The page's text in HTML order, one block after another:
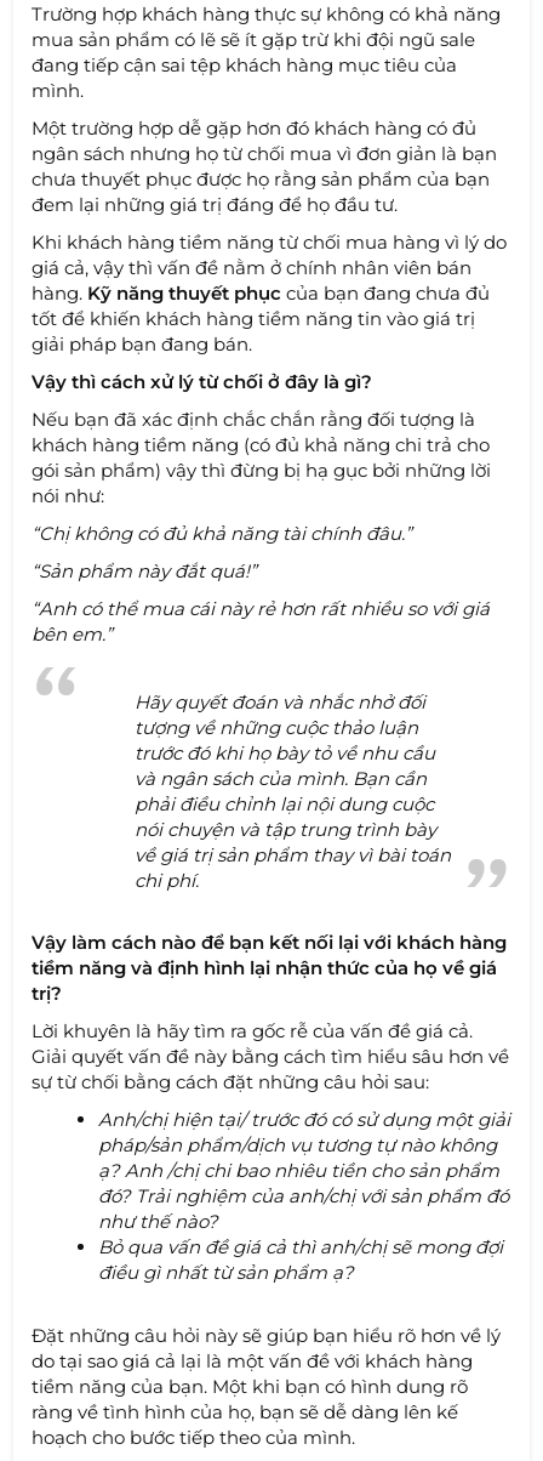
Trường hợp khách hàng thực sự không có khả năng
mua sản phẩm có lẽ sẽ ít gặp trừ khi đội ngũ sale
đang tiếp cận sai tệp khách hàng mục tiêu của
mình.
Một trường hợp dễ gặp hơn đó khách hàng có đủ
ngân sách nhưng họ từ chối mua vì đơn giản là bạn
chưa thuyết phục được họ rằng sản phẩm của bạn
đem lại những giá trị đáng để họ đầu tư.
Khi khách hàng tiềm năng từ chối mua hàng vì lý do
giá cả, vậy thì vấn đề nằm ở chính nhân viên bán
hàng. Kỹ năng thuyết phụccủa bạn đang chưa đủ
tốt để khiến khách hàng tiềm năng tin vào giá trị
giải pháp bạn đang bán.
Vậy thì cách xử lý từ chối ở đây là gì?
Nếu bạn đã xác định chắc chắn rằng đối tượng là
khách hàng tiềm năng (có đủ khả năng chi trả cho
gói sản phẩm) vậy thì đừng bị hạ gục bởi những lời
nói như:
“Chị không có đủ khả năng tài chính đâu.”
“Sản phẩm này đắt quá!”
“Anh có thể mua cái này rẻ hơn rất nhiều so với giá
bên em.”
Hãy quyết đoán và nhắc nhở đối
tượng về những cuộc thảo luận
trước đó khi họ bày tỏ về nhu cầu
và ngân sách của mình. Bạn cần
phải điều chỉnh lại nội dung cuộc
nói chuyện và tập trung trình bày
về giá trị sản phẩm thay vì bài toán
chi phí.
Vậy làm cách nào để bạn kết nối lại với khách hàng
tiềm năng và định hình lại nhận thức của họ về giá
trị?
Lời khuyên là hãy tìm ra gốc rễ của vấn đề giá cả.
Giải quyết vấn đề này bằng cách tìm hiểu sâu hơn về
sự từ chối bằng cách đặt những câu hỏi sau:
Anh/chị hiện tại/ trước đó có sử dụng một giải
pháp/sản phẩm/dịch vụ tương tự nào không
ạ? Anh /chị chi bao nhiêu tiền cho sản phẩm
đó? Trải nghiệm của anh/chị với sản phẩm đó
như thế nào?
Bỏ qua vấn đề giá cả thì anh/chị sẽ mong đợi
điều gì nhất từ sản phẩm ạ?
Đặt những câu hỏi này sẽ giúp bạn hiểu rõ hơn về lý
do tại sao giá cả lại là một vấn đề với khách hàng
tiềm năng của bạn. Một khi bạn có hình dung rõ
ràng về tình hình của họ, bạn sẽ dễ dàng lên kế
hoạch cho bước tiếp theo của mình.